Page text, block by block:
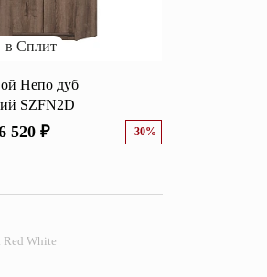
Прикроватные тумбы
в Сплит
Непо дуб
SZFN2D
520 ₽ -30%